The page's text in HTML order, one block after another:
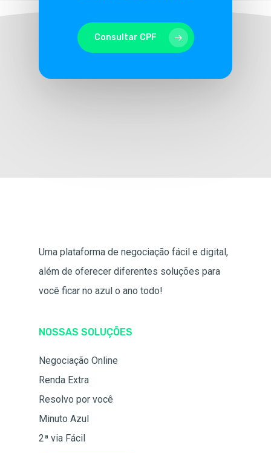
Consultar CPF
Uma plataforma de negociação fácil e digital,
além de oferecer diferentes soluções para
você ficar no azul o ano todo!
NOSSAS SOLUÇÕES
Negociação Online
Renda Extra
Resolvo por você
Minuto Azul
2ª via Fácil